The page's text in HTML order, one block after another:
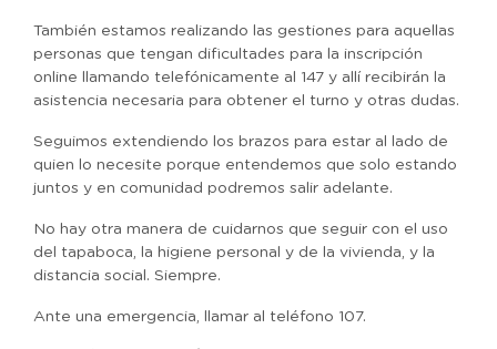
También estamos realizando las gestiones para aquellas
personas que tengan dificultades para la inscripción
online llamando telefónicamente al 147 y allí recibirán la
asistencia necesaria para obtener el turno y otras dudas.
Seguimos extendiendo los brazos para estar al lado de
quien lo necesite porque entendemos que solo estando
juntos y en comunidad podremos salir adelante.
No hay otra manera de cuidarnos que seguir con el uso
del tapaboca, la higiene personal y de la vivienda, y la
distancia social. Siempre.
Ante una emergencia, llamar al teléfono 107.